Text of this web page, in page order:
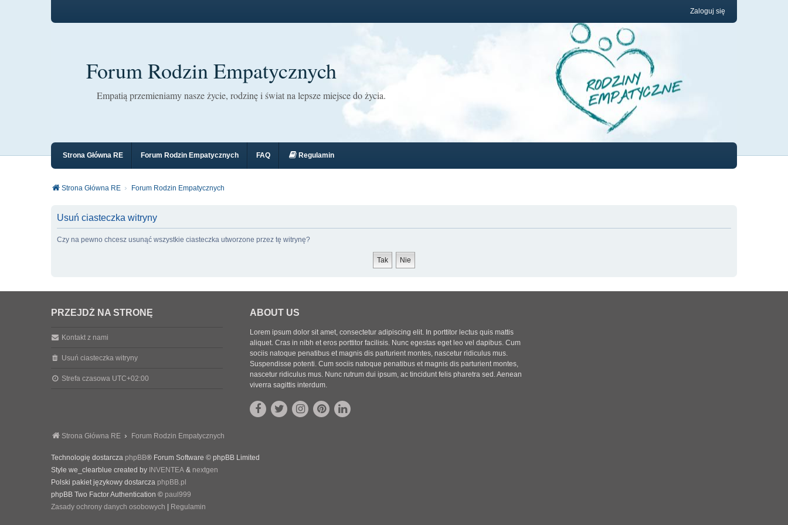
Zaloguj się
Forum Rodzin Empatycznych
Empatią przemieniamy nasze życie, rodzinę i świat na lepsze miejsce do życia.
Strona Główna RE Forum Rodzin Empatycznych FAQ Regulamin
Strona Główna RE Forum Rodzin Empatycznych
Usuń ciasteczka witryny
Czy na pewno chcesz usunąć wszystkie ciasteczka utworzone przez tę witrynę?
PRZEJDŹ NA STRONĘ
Kontakt z nami
Usuń ciasteczka witryny
Strefa czasowa UTC+02:00
ABOUT US
Lorem ipsum dolor sit amet, consectetur adipiscing elit. In porttitor lectus quis mattis
aliquet. Cras in nibh et eros porttitor facilisis. Nunc egestas eget leo vel dapibus. Cum
sociis natoque penatibus et magnis dis parturient montes, nascetur ridiculus mus.
Suspendisse potenti. Cum sociis natoque penatibus et magnis dis parturient montes,
nascetur ridiculus mus. Nunc rutrum dui ipsum, ac tincidunt felis pharetra sed. Aenean
viverra sagittis interdum.
Strona Główna RE Forum Rodzin Empatycznych
Technologię dostarcza phpBB® Forum Software © phpBB Limited
Style we_clearblue created by INVENTEA & nextgen
Polski pakiet językowy dostarcza phpBB.pl
phpBB Two Factor Authentication © paul999
Zasady ochrony danych osobowych
Regulamin